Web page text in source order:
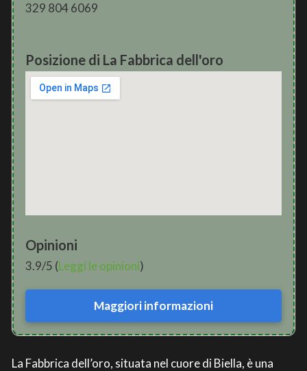
329 804 6069
Posizione di La Fabbrica dell'oro
Opinioni
3.9/5 (Leggi le opinioni)
Maggiori informazioni
La Fabbrica dell’oro, situata nel cuore di Biella, è una